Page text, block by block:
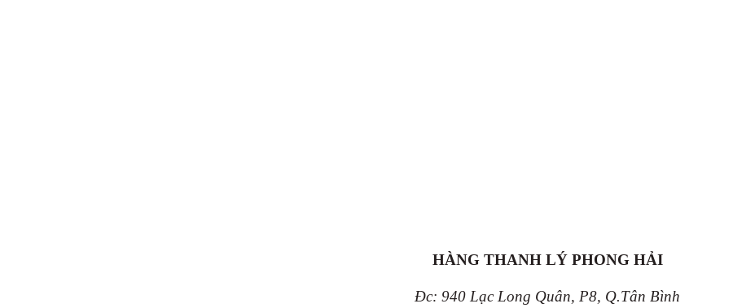
HÀNG THANH LÝ PHONG HẢI
Đc: 940 Lạc Long Quân, P8, Q.Tân Bình